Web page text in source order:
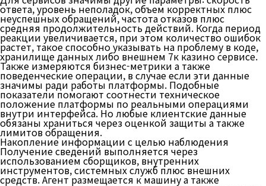
ответа, уровень неполадок, объем корректных плюс
неуспешных обращений, частота отказов плюс
средняя продолжительность действий. Когда период
реакции увеличивается, при этом количество ошибок
растет, такое способно указывать на проблему в коде,
хранилище данных либо внешнем 7к казино сервисе.
Также измеряются бизнес-метрики а также
поведенческие операции, в случае если эти данные
значимы ради работы платформы. Подобные
показатели помогают соотнести техническое
положение платформы по реальными операциями
внутри интерфейса. Но любые клиентские данные
обязаны храниться через оценкой защиты а также
лимитов обращения.
Накопление информации с целью наблюдения
Получение сведений выполняется через
использованием сборщиков, внутренних
инструментов, системных служб плюс внешних
средств. Агент размещается к машину а также